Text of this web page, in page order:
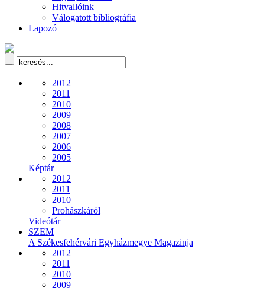
Hitvallóink
Válogatott bibliográfia
Lapozó
2012
2011
2010
2009
2008
2007
2006
2005
Képtár
2012
2011
2010
Prohászkáról
Videótár
SZEM
A Székesfehérvári Egyházmegye Magazinja
2012
2011
2010
2009